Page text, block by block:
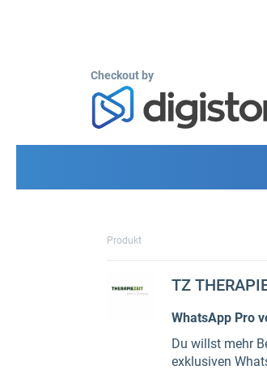
Checkout by
Produkt
TZ
WhatsApp Pro
Du willst mehr
exklusiven